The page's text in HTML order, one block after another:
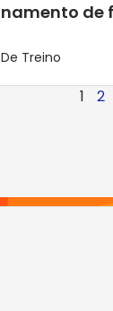
Treino
1 2